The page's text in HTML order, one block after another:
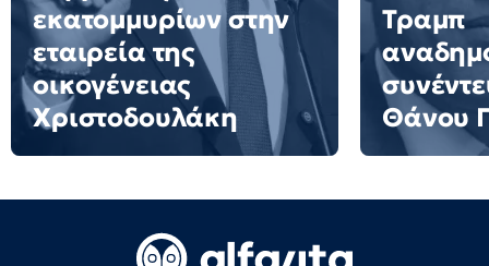
εκατομμυρίων στην
εταιρεία της
οικογένειας
Χριστοδουλάκη
Τραμπ
Θάνου